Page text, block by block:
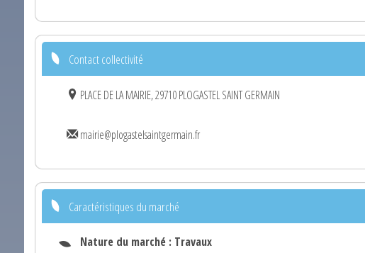
Contact collectivité
PLACE DE LA MAIRIE, 29710 PLOGASTEL SAINT GERMAIN
mairie@plogastelsaintgermain.fr
Caractéristiques du marché
Nature du marché : Travaux